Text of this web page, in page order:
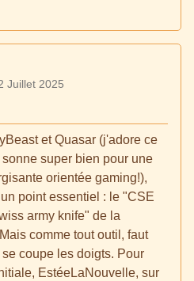
Juillet 2025
et Quasar (j'adore ce
super bien pour une
orientée gaming!),
point essentiel : le "CSE
army knife" de la
comme tout outil, faut
coupe les doigts. Pour
EstéeLaNouvelle, sur